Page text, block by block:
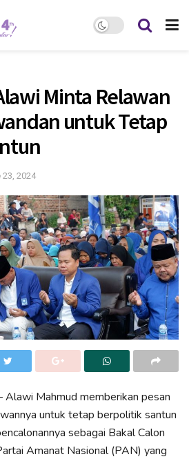
Minta Relawan
untuk Tetap
23, 2024
Alawi Mahmud memberikan pesan
untuk tetap berpolitik santun
sebagai Bakal Calon
Amanat Nasional (PAN) yang